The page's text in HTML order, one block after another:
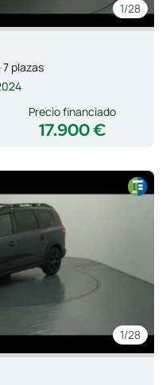
1/28
7 plazas
17.900 €
Precio financiado
1/28